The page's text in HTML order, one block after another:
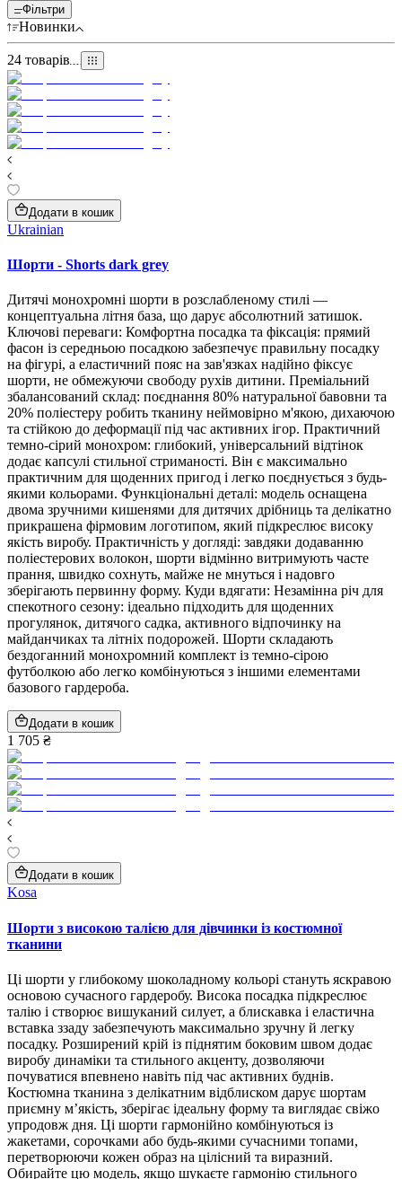
Фільтри
Новинки
24 товарів
Додати в кошик
Ukrainian
Шорти - Shorts dark grey
Дитячі монохромні шорти в розслабленому стилі —
концептуальна літня база, що дарує абсолютний затишок.
Ключові переваги: Комфортна посадка та фіксація: прямий
фасон із середньою посадкою забезпечує правильну посадку
на фігурі, а еластичний пояс на зав'язках надійно фіксує
шорти, не обмежуючи свободу рухів дитини. Преміальний
збалансований склад: поєднання 80% натуральної бавовни та
20% поліестеру робить тканину неймовірно м'якою, дихаючою
та стійкою до деформації під час активних ігор. Практичний
темно-сірий монохром: глибокий, універсальний відтінок
додає капсулі стильної стриманості. Він є максимально
практичним для щоденних пригод і легко поєднується з будь-
якими кольорами. Функціональні деталі: модель оснащена
двома зручними кишенями для дитячих дрібниць та делікатно
прикрашена фірмовим логотипом, який підкреслює високу
якість виробу. Практичність у догляді: завдяки додаванню
поліестерових волокон, шорти відмінно витримують часте
прання, швидко сохнуть, майже не мнуться і надовго
зберігають первинну форму. Куди вдягати: Незамінна річ для
спекотного сезону: ідеально підходить для щоденних
прогулянок, дитячого садка, активного відпочинку на
майданчиках та літніх подорожей. Шорти складають
бездоганний монохромний комплект із темно-сірою
футболкою або легко комбінуються з іншими елементами
базового гардероба.
Додати в кошик
1 705 ₴
Додати в кошик
Kosa
Шорти з високою талією для дівчинки із костюмної
тканини
Ці шорти у глибокому шоколадному кольорі стануть яскравою
основою сучасного гардеробу. Висока посадка підкреслює
талію і створює вишуканий силует, а блискавка і еластична
вставка ззаду забезпечують максимально зручну й легку
посадку. Розширений крій із піднятим боковим швом додає
виробу динаміки та стильного акценту, дозволяючи
почуватися впевнено навіть під час активних буднів.
Костюмна тканина з делікатним відблиском дарує шортам
приємну м’якість, зберігає ідеальну форму та виглядає свіжо
упродовж дня. Ці шорти гармонійно комбінуються із
жакетами, сорочками або будь-якими сучасними топами,
перетворюючи кожен образ на цілісний та виразний.
Обирайте цю модель, якщо шукаєте гармонію стильного